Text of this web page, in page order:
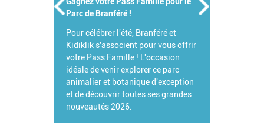
Parc de Branféré !
Pour célébrer l'été, Branféré et
Kidiklik s'associent pour vous offrir
votre Pass Famille ! L'occasion
idéale de venir explorer ce parc
animalier et botanique d'exception
et de découvrir toutes ses grandes
nouveautés 2026.